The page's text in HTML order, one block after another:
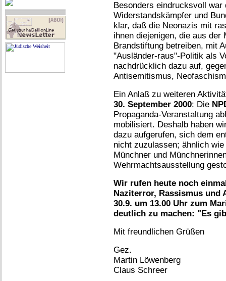
Besonders eindrucksvoll
Widerstandskämpfer und
klar, daß die Neonazis mit
ihnen diejenigen, die aus
Brandstiftung betreiben, mit
"Ausländer-raus"-Politik als
nachdrücklich dazu auf,
Antisemitismus,
Ein Anlaß zu weiteren
30. September 2000: Die
Propaganda-Veranstaltung
mobilisiert. Deshalb haben
dazu aufgerufen, sich dem
nicht zuzulassen; ähnlich
Münchner und
Wehrmachtsausstellung
Wir rufen heute noch
Naziterror, Rassismus und
30.9. um 13.00 Uhr zum
deutlich zu machen: "Es
Mit freundlichen Grüßen
Gez.
Martin Löwenberg
Claus Schreer